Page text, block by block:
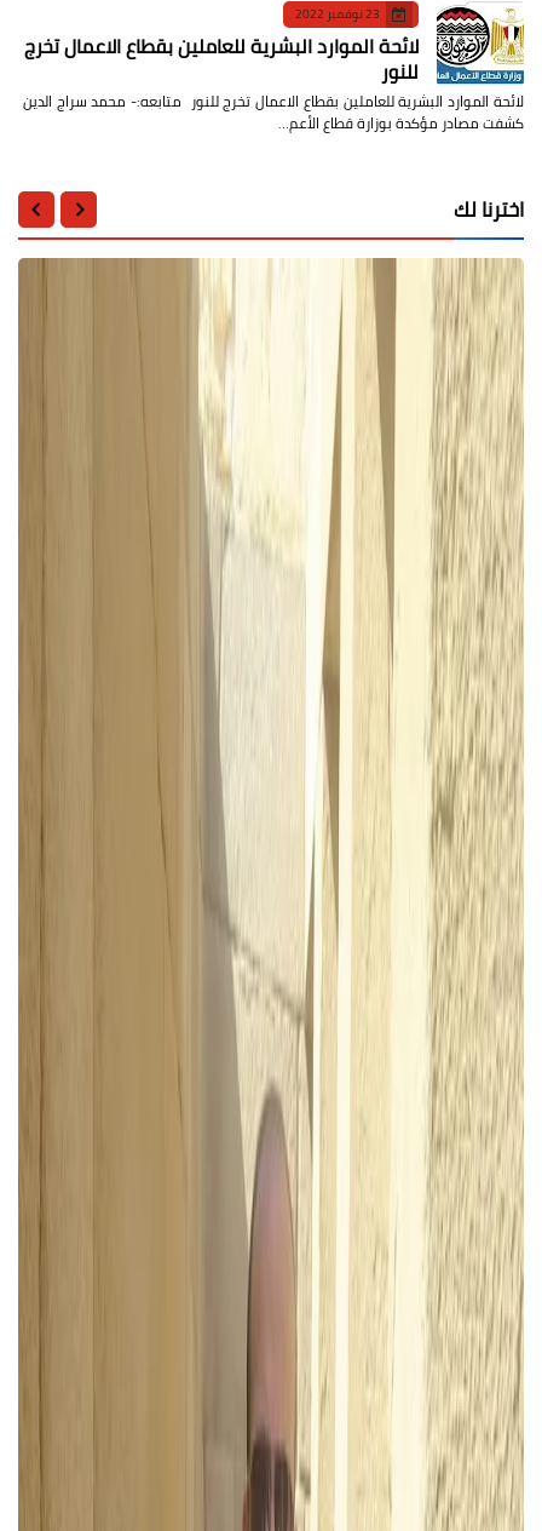
23 نوفمبر 2022
لائحة الموارد البشرية للعاملين بقطاع الاعمال تخرج
للنور
لائحة الموارد البشرية للعاملين بقطاع الاعمال تخرج للنور متابعه:- محمد سراج الدين
كشفت مصادر مؤكدة بوزارة قطاع الأعم…
اخترنا لك